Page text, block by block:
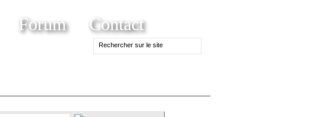
Forum Contact